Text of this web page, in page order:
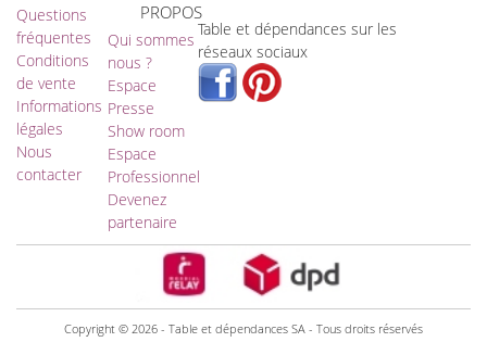
Questions
fréquentes
Conditions
de vente
Informations
légales
Nous
contacter
PROPOS
Qui sommes
nous ?
Espace
Presse
Show room
Espace
Professionnel
Devenez
partenaire
Table et dépendances sur les
réseaux sociaux
Copyright © 2026 - Table et dépendances SA - Tous droits réservés